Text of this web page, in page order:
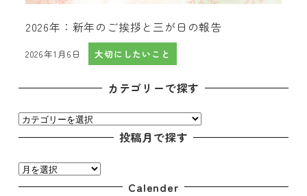
2026年：新年のご挨拶と三が日の報告
投稿日
2026年1月6日 大切にしたいこと
カテゴリーで探す
カ
テ
リ
ー
投稿月で探す
投
稿
Calender